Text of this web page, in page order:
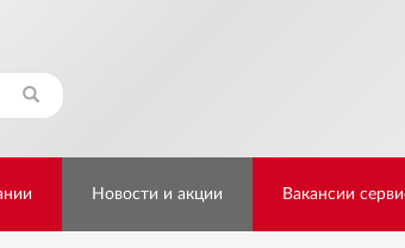
Новости и акции Вакансии